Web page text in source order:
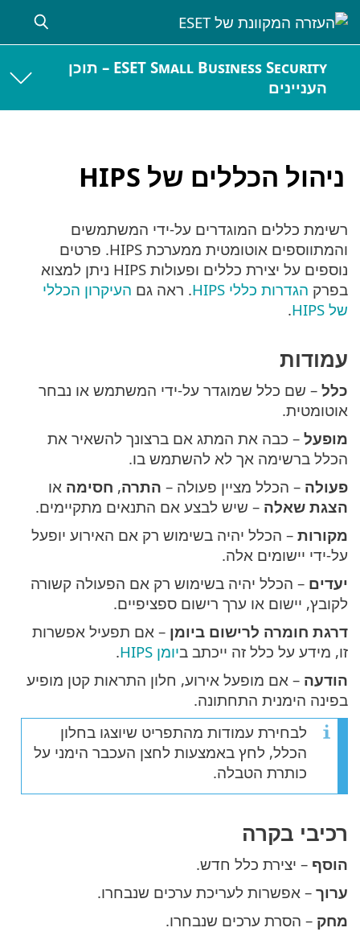
ESET Small Business Security – תוכן
העניינים
ניהול הכללים של HIPS
רשימת כללים המוגדרים על-ידי המשתמשים
והמתווספים אוטומטית ממערכת HIPS. פרטים
נוספים על יצירת כללים ופעולות HIPS ניתן למצוא
בפרק הגדרות כללי HIPS . ראה גם העיקרון הכללי
של HIPS
.
עמודות
כלל – שם כלל שמוגדר על-ידי המשתמש או נבחר
אוטומטית.
מופעל – כבה את המתג אם ברצונך להשאיר את
הכלל ברשימה אך לא להשתמש בו.
פעולה – הכלל מציין פעולה – התרה, חסימה או
הצגת שאלה – שיש לבצע אם התנאים מתקיימים.
מקורות – הכלל יהיה בשימוש רק אם האירוע יופעל
על-ידי יישומים אלה.
יעדים – הכלל יהיה בשימוש רק אם הפעולה קשורה
לקובץ, יישום או ערך רישום ספציפיים.
דרגת חומרה לרישום ביומן – אם תפעיל אפשרות
זו, מידע על כלל זה ייכתב ביומן HIPS
.
הודעה – אם מופעל אירוע, חלון התראות קטן מופיע
בפינה הימנית התחתונה.
לבחירת עמודות מהתפריט שיוצגו בחלון
הכלל, לחץ באמצעות לחצן העכבר הימני על
כותרת הטבלה.
רכיבי בקרה
הוסף – יצירת כלל חדש.
ערוך – אפשרות לעריכת ערכים שנבחרו.
מחק – הסרת ערכים שנבחרו.